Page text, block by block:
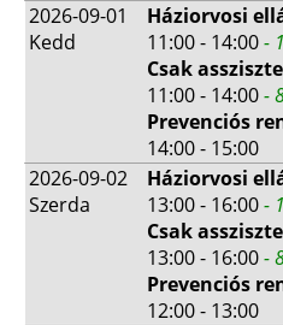
2026-09-01
Kedd
Háziorvosi
11:00 - 14:00-
Csak
11:00 - 14:00-
Prevenciós
14:00 - 15:00
2026-09-02
Szerda
Háziorvosi
13:00 - 16:00-
Csak
13:00 - 16:00-
Prevenciós
12:00 - 13:00